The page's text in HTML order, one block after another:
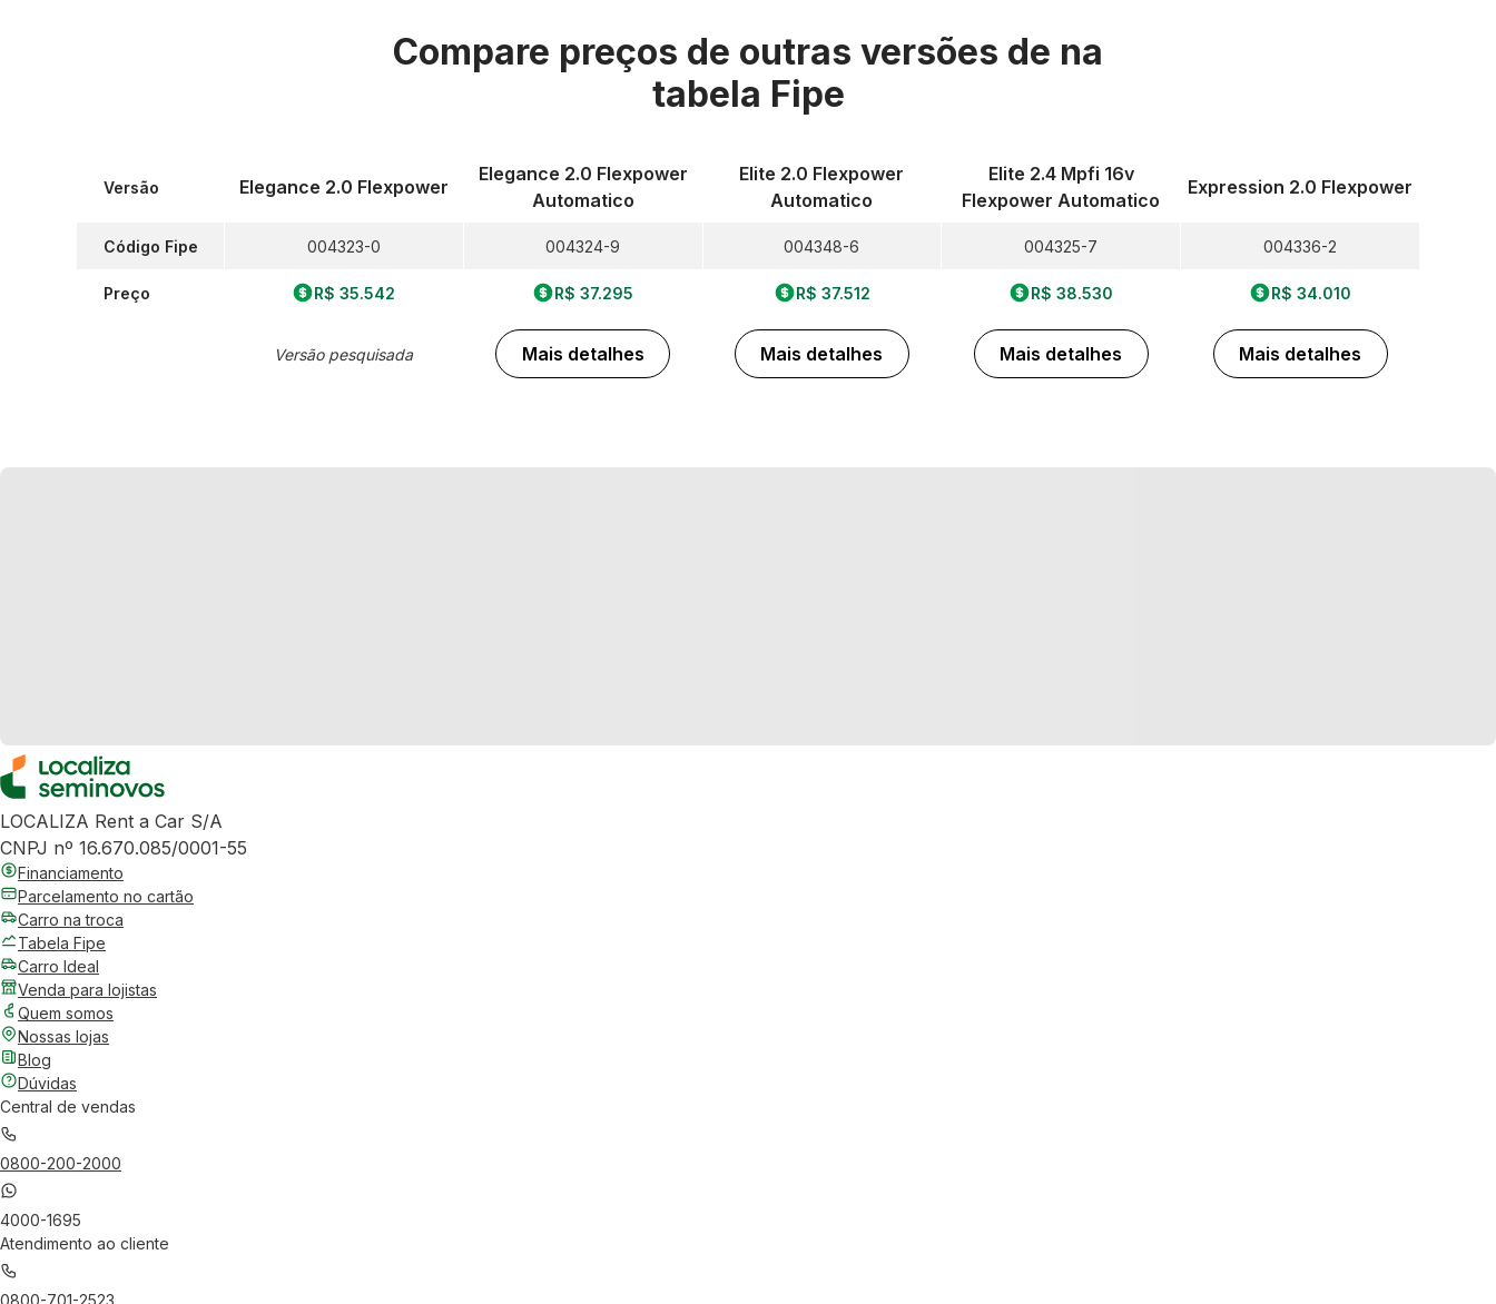
Compare preços de outras versões de na
tabela Fipe
Versão
Código Fipe
Preço
Elegance 2.0 Flexpower
004323-0
R$ 35.542
Versão pesquisada
Elegance 2.0 Flexpower
Automatico
004324-9
R$ 37.295
Mais detalhes
Elite 2.0 Flexpower
Automatico
004348-6
R$ 37.512
Mais detalhes
Elite 2.4 Mpfi 16v
Flexpower Automatico
004325-7
R$ 38.530
Mais detalhes
Expression 2.0 Flexpower
004336-2
R$ 34.010
Mais detalhes
LOCALIZA Rent a Car S/A
CNPJ nº 16.670.085/0001-55
Financiamento
Parcelamento no cartão
Carro na troca
Tabela Fipe
Carro Ideal
Venda para lojistas
Quem somos
Nossas lojas
Blog
Dúvidas
Central de vendas
0800-200-2000
4000-1695
Atendimento ao cliente
0800-701-2523